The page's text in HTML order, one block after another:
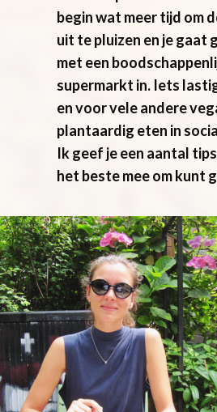
begin wat meer tijd om
uit te pluizen en je gaat
met een
supermarkt in. Iets
en voor vele andere
plantaardig eten in
Ik geef je een aantal
het beste mee om kunt